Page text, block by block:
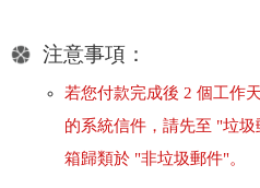
注意事項：
若您付款完成後 2 個工作
的系統信件，請先至 "垃
箱歸類於 "非垃圾郵件"。